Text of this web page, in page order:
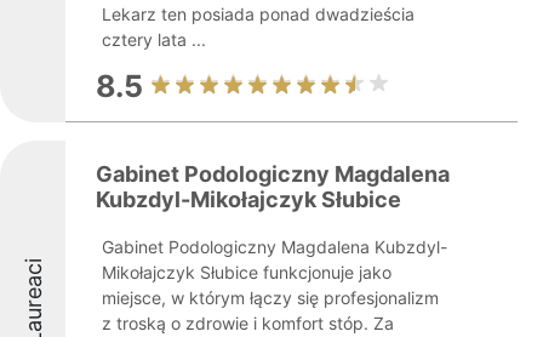
Lekarz ten posiada ponad dwadzieścia
cztery lata ...
8.5
Laureaci
Gabinet Podologiczny Magdalena
Kubzdyl-Mikołajczyk Słubice
Gabinet Podologiczny Magdalena Kubzdyl-
Mikołajczyk Słubice funkcjonuje jako
miejsce, w którym łączy się profesjonalizm
z troską o zdrowie i komfort stóp. Za